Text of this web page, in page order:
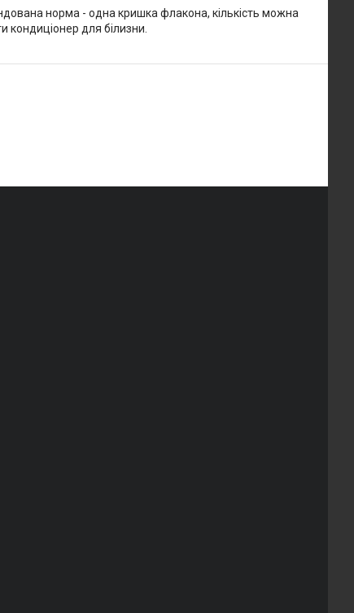
норма - одна кришка флакона, кількість можна
кондиціонер для білизни.